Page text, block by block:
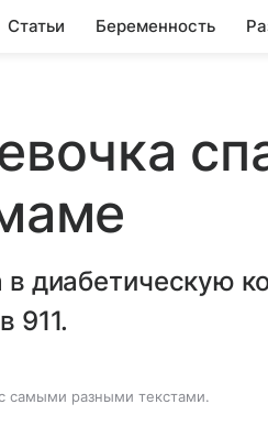
Статьи Беременность
диабетическую
911.
самыми разными текстами.